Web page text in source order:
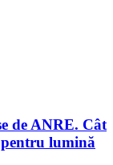
de ANRE. Cât
lumină